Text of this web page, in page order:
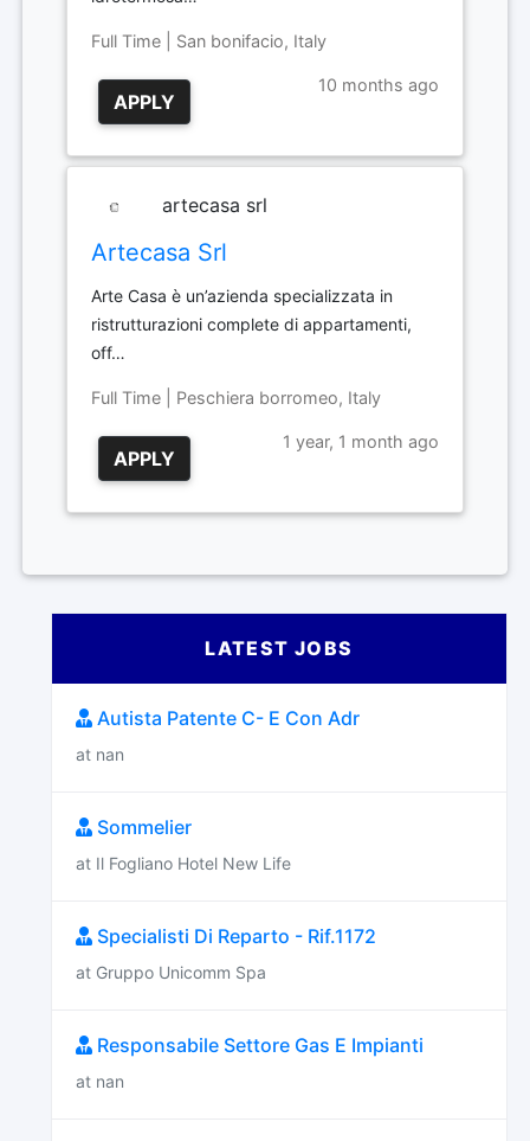
Full Time | San bonifacio, Italy
APPLY
10 months ago
artecasa srl
Artecasa Srl
Arte Casa è un’azienda specializzata in
ristrutturazioni complete di appartamenti,
off…
Full Time | Peschiera borromeo, Italy
APPLY
1 year, 1 month ago
LATEST JOBS
Autista Patente C- E Con Adr
at nan
Sommelier
at Il Fogliano Hotel New Life
Specialisti Di Reparto - Rif.1172
at Gruppo Unicomm Spa
Responsabile Settore Gas E Impianti
at nan